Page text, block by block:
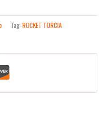
Tag:ROCKET TORCIA